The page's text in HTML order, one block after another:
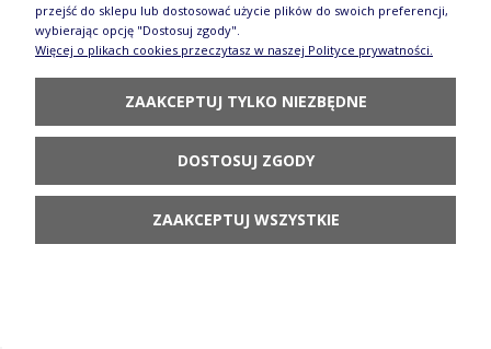
POWIADOM O
Miska tulipan Ø 14,9 cm V 0,5 L Bolesławiec
GU848DEK166A
przejść do sklepu lub dostosować użycie plików do swoich preferencji,
wybierając opcję "Dostosuj zgody".
Więcej o plikach cookies przeczytasz w naszej Polityce prywatności.
ZAAKCEPTUJ TYLKO NIEZBĘDNE
DOSTOSUJ ZGODY
ZAAKCEPTUJ WSZYSTKIE